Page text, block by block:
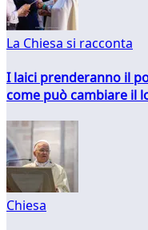
La Chiesa si racconta
I laici prenderanno il
come può cambiare il
Chiesa